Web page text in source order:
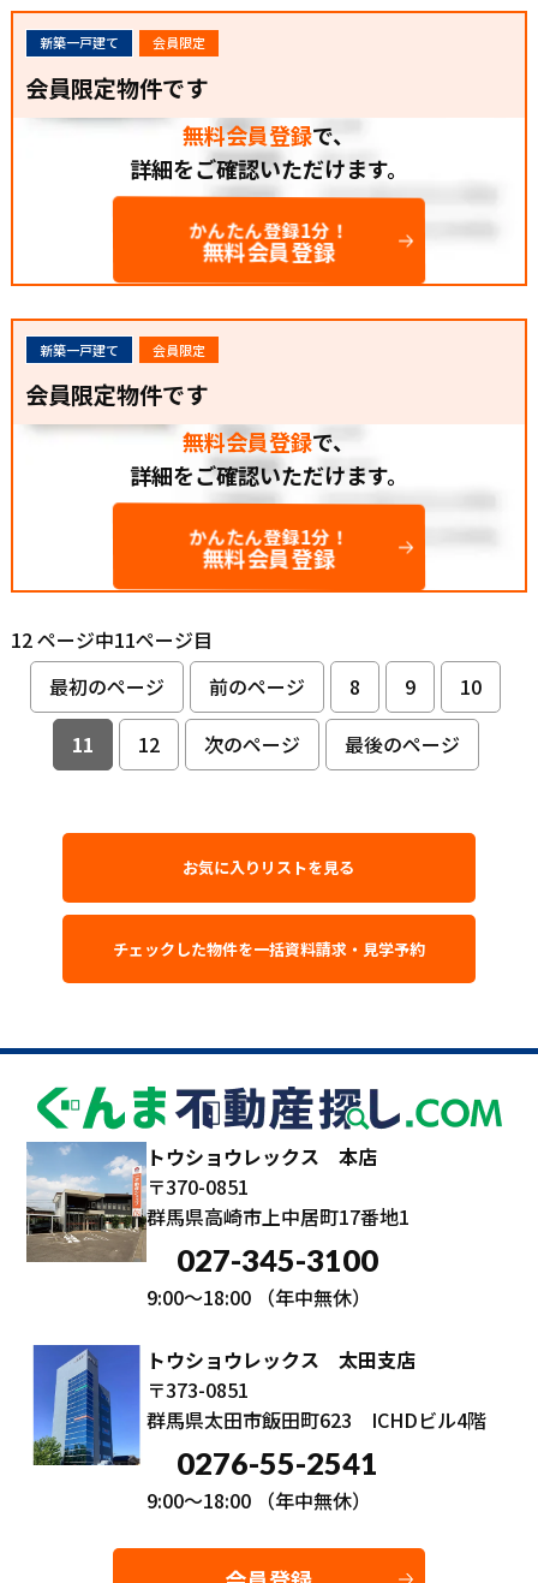
新築一戸建て 会員限定
会員限定物件です
無料会員登録で、
詳細をご確認いただけます。
かんたん登録1分！
無料会員登録
新築一戸建て 会員限定
会員限定物件です
無料会員登録で、
詳細をご確認いただけます。
かんたん登録1分！
無料会員登録
12 ページ中11ページ目
最初のページ
前のページ 8 9
10
11
12 次のページ 最後のページ
お気に入りリストを見る
トウショウレックス 本店
〒370-0851
群馬県高崎市上中居町17番地1
027-345-3100
9:00～18:00 （年中無休）
トウショウレックス 太田支店
〒373-0851
群馬県太田市飯田町623 ICHDビル4階
0276-55-2541
9:00～18:00 （年中無休）